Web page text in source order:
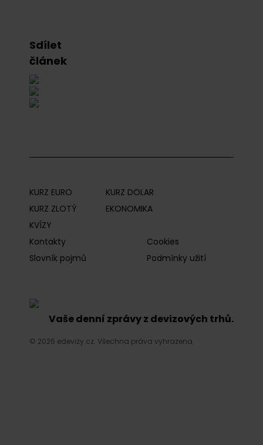
Sdílet
článek
KURZ EURO
KURZ DOLAR
KURZ ZLOTÝ
EKONOMIKA
KVÍZY
Kontakty
Cookies
Slovník pojmů
Podmínky užití
Vaše denní zprávy z devizových trhů.
© 2026 edevizy.cz. Všechna práva vyhrazena.